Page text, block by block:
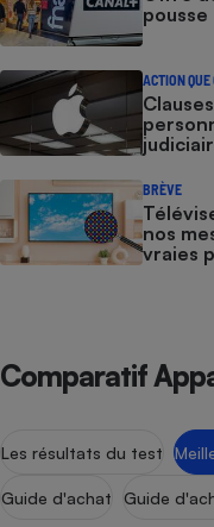
pousse
ACTION
BRÈVE
nos
vraies
Comparatif
Les résultats du test
Guide d'achat Guide